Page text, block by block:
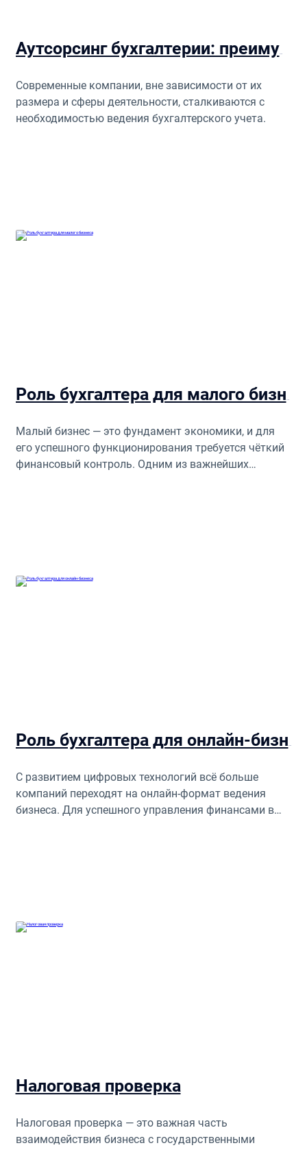
Аутсорсинг бухгалтерии: преимущества и особенности
Современные компании, вне зависимости от их
размера и сферы деятельности, сталкиваются с
необходимостью ведения бухгалтерского учета.
Роль бухгалтера для малого бизнеса
Малый бизнес — это фундамент экономики, и для
его успешного функционирования требуется чёткий
финансовый контроль. Одним из важнейших
Роль бухгалтера для онлайн-бизнеса
С развитием цифровых технологий всё больше
компаний переходят на онлайн-формат ведения
бизнеса. Для успешного управления финансами в
Налоговая проверка
Налоговая проверка — это важная часть
взаимодействия бизнеса с государственными